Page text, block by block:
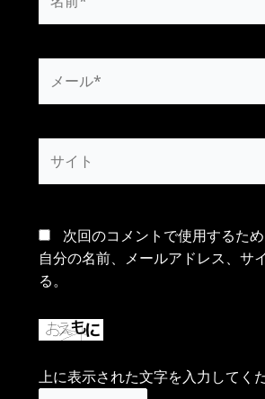
前
*
次回のコメントで使用するた
自分の名前、メールアドレス、サ
る。
上に表示された文字を入力してくだ